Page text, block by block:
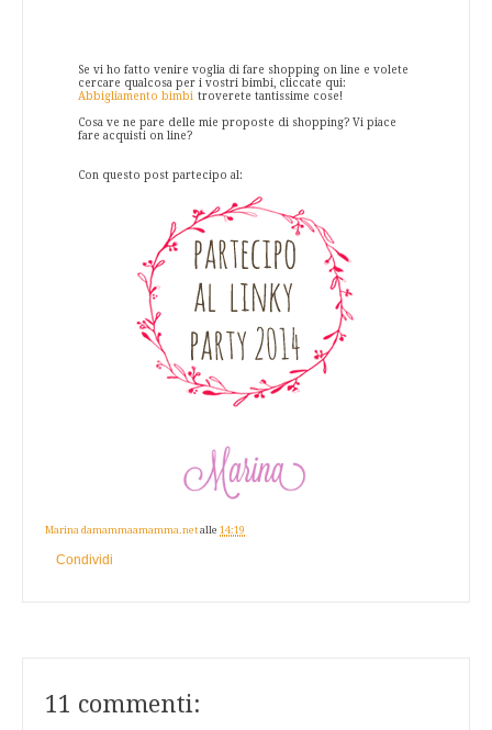
Se vi ho fatto venire voglia di fare shopping on line e volete
cercare qualcosa per i vostri bimbi, cliccate qui:
Abbigliamento bimbi troverete tantissime cose!
Cosa ve ne pare delle mie proposte di shopping? Vi piace
fare acquisti on line?
Con questo post partecipo al:
Marina damammaamamma.net alle 14:19
Condividi
11 commenti: